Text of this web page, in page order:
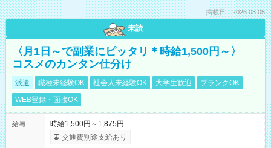
掲載日：2026.08.05
未読
〈月1日～で副業にピッタリ＊時給1,500円～〉
コスメのカンタン仕分け
派遣 職種未経験OK 社会人未経験OK 大学生歓迎
ブランクOK
WEB登録・面接OK
給与
時給1,500円～1,875円
交通費別途支給あり